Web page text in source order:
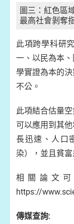
圖三：紅色區
最高社會剝奪
此項跨學科研
一、以民為本
學實證為本的
不公。
此項結合估量
可以應用到其
長迅速、人口
染），並且貧
相關論文
https://
傳媒查詢: